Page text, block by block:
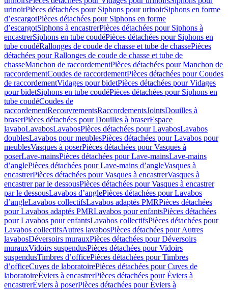
urinoirPièces détachées pour Siphons pour urinoirSiphons en forme
d’escargotPièces détachées pour Siphons en forme
d’escargotSiphons à encastrerPièces détachées pour Siphons à
encastrerSiphons en tube coudéPièces détachées pour Siphons en
tube coudéRallonges de coude de chasse et tube de chassePièces
détachées pour Rallonges de coude de chasse et tube de
chasseManchon de raccordementPièces détachées pour Manchon de
raccordementCoudes de raccordementPièces détachées pour Coudes
de raccordementVidages pour bidetPièces détachées pour Vidages
pour bidetSiphons en tube coudéPièces détachées pour Siphons en
tube coudéCoudes de
raccordementRecouvrementsRaccordementsJointsDouilles à
braserPièces détachées pour Douilles à braserEspace
lavaboLavabosLavabosPièces détachées pour LavabosLavabos
doublesLavabos pour meublesPièces détachées pour Lavabos pour
meublesVasques à poserPièces détachées pour Vasques à
poserLave-mainsPièces détachées pour Lave-mainsLave-mains
d’anglePièces détachées pour Lave-mains d’angleVasques à
encastrerPièces détachées pour Vasques à encastrerVasques à
encastrer par le dessousPièces détachées pour Vasques à encastrer
par le dessousLavabos d’anglePièces détachées pour Lavabos
d’angleLavabos collectifsLavabos adaptés PMRPièces détachées
pour Lavabos adaptés PMRLavabos pour enfantsPièces détachées
pour Lavabos pour enfantsLavabos collectifsPièces détachées pour
Lavabos collectifsAutres lavabosPièces détachées pour Autres
lavabosDéversoirs murauxPièces détachées pour Déversoirs
murauxVidoirs suspendusPièces détachées pour Vidoirs
suspendusTimbres dʼofficePièces détachées pour Timbres
dʼofficeCuves de laboratoirePièces détachées pour Cuves de
laboratoireÉviers à encastrerPièces détachées pour Éviers à
encastrerÉviers à poserPièces détachées pour Éviers à